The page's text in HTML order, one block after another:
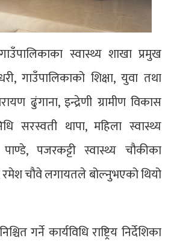
स्वास्थ्य शाखा प्रमुख
गाउँपालिकाको शिक्षा, युवा तथा
ढुंगाना, इन्द्रेणी ग्रामीण विकास
सरस्वती थापा, महिला स्वास्थ्य
पजरकट्टी स्वास्थ्य चौकीका
चौवे लगायतले बोल्नुभएको थियो
गर्ने कार्यविधि राष्ट्रिय निर्देशिका